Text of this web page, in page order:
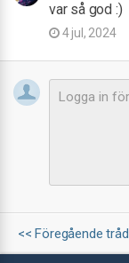
var så god :)
4 jul, 2024
<< Föregående tråd